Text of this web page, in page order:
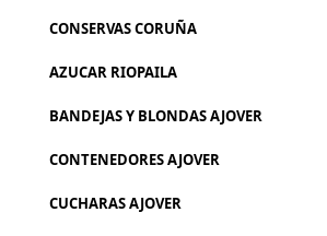
CONSERVAS CORUÑA
AZUCAR RIOPAILA
BANDEJAS Y BLONDAS AJOVER
CONTENEDORES AJOVER
CUCHARAS AJOVER